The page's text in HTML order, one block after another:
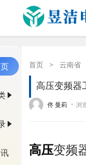
首页 > 云南省
高压变频器
佟 曼莉 · 浏
高压变频